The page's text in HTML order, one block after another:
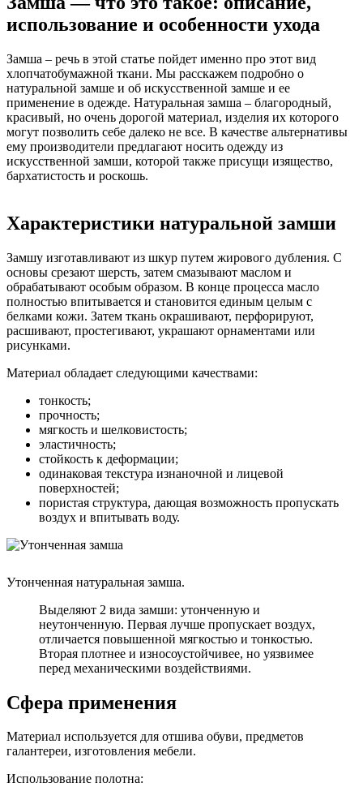
использование и особенности ухода
Замша – речь в этой статье пойдет именно про этот вид
хлопчатобумажной ткани. Мы расскажем подробно о
натуральной замше и об искусственной замше и ее
применение в одежде. Натуральная замша – благородный,
красивый, но очень дорогой материал, изделия их которого
могут позволить себе далеко не все. В качестве альтернативы
ему производители предлагают носить одежду из
искусственной замши, которой также присущи изящество,
бархатистость и роскошь.
Характеристики натуральной замши
Замшу изготавливают из шкур путем жирового дубления. С
основы срезают шерсть, затем смазывают маслом и
обрабатывают особым образом. В конце процесса масло
полностью впитывается и становится единым целым с
белками кожи. Затем ткань окрашивают, перфорируют,
расшивают, простегивают, украшают орнаментами или
рисунками.
Материал обладает следующими качествами:
тонкость;
прочность;
мягкость и шелковистость;
эластичность;
стойкость к деформации;
одинаковая текстура изнаночной и лицевой
поверхностей;
пористая структура, дающая возможность пропускать
воздух и впитывать воду.
Утонченная натуральная замша.
Выделяют 2 вида замши: утонченную и
неутонченную. Первая лучше пропускает воздух,
отличается повышенной мягкостью и тонкостью.
Вторая плотнее и износоустойчивее, но уязвимее
перед механическими воздействиями.
Сфера применения
Материал используется для отшива обуви, предметов
галантереи, изготовления мебели.
Использование полотна: